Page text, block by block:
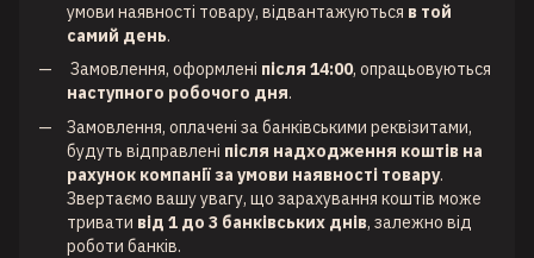
умови наявності товару, відвантажуються в той
самий день.
Замовлення, оформлені після 14:00, опрацьовуються
наступного робочого дня.
Замовлення, оплачені за банківськими реквізитами,
будуть відправлені після надходження коштів на
рахунок компанії за умови наявності товару.
Звертаємо вашу увагу, що зарахування коштів може
тривати від 1 до 3 банківських днів, залежно від
роботи банків.